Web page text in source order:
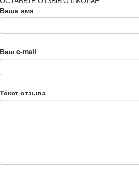
Ваше имя
Ваш e-mail
Текст отзыва